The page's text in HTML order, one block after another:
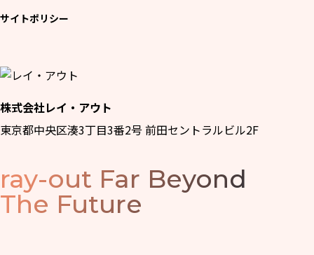
株式会社レイ・アウト
東京都中央区湊3丁目3番2号 前田セントラルビル2F
サイトポリシー
ray-out Far Beyond
The Future